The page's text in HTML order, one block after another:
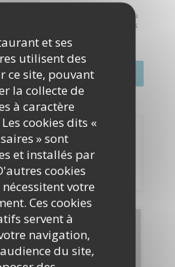
et ses
utilisent des
ce site, pouvant
la collecte de
à caractère
cookies dits «
» sont
et installés par
cookies
votre
Ces cookies
servent à
navigation,
du site,
consommation, il est rappelé que le
à s'inscrire sur la liste d'opposition au
. Pour plus d'informations
consultez notre
RÉSERVER
& Menus